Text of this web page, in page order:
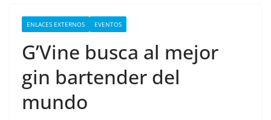
ENLACES EXTERNOS EVENTOS
G’Vine busca al mejor
gin bartender del
mundo